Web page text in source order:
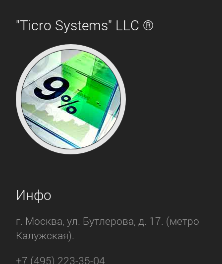
"Ticro Systems" LLC ®
Инфо
г. Москва, ул. Бутлерова, д. 17. (метро
Калужская).
+7 (495) 223-35-04